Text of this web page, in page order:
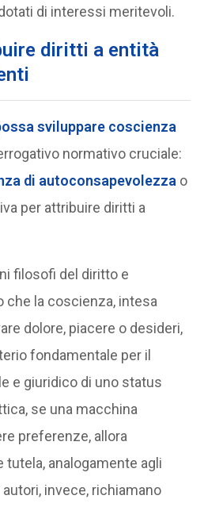
di interessi meritevoli.
diritti a entità
sviluppare coscienza
normativo cruciale:
di autoconsapevolezza o
per attribuire diritti a
filosofi del diritto e
la coscienza, intesa
dolore, piacere o desideri,
fondamentale per il
e giuridico di uno status
se una macchina
preferenze, allora
analogamente agli
invece, richiamano